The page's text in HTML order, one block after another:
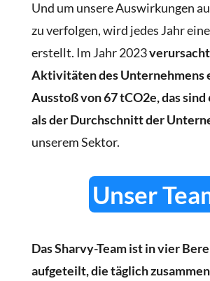
Und um unsere Auswirkungen
zu verfolgen, wird jedes Jahr
erstellt. Im Jahr 2023
Aktivitäten des Unternehmens
Ausstoß von 67 tCO2e, das sind
als der Durchschnitt der
unserem Sektor.
Unser
Das Sharvy-Team ist in vier
aufgeteilt, die täglich